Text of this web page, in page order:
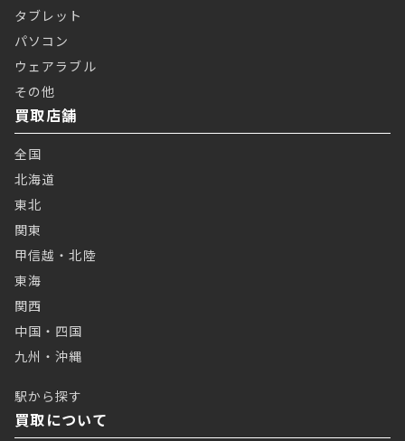
タブレット
パソコン
ウェアラブル
その他
買取店舗
全国
北海道
東北
関東
甲信越・北陸
東海
関西
中国・四国
九州・沖縄
駅から探す
買取について